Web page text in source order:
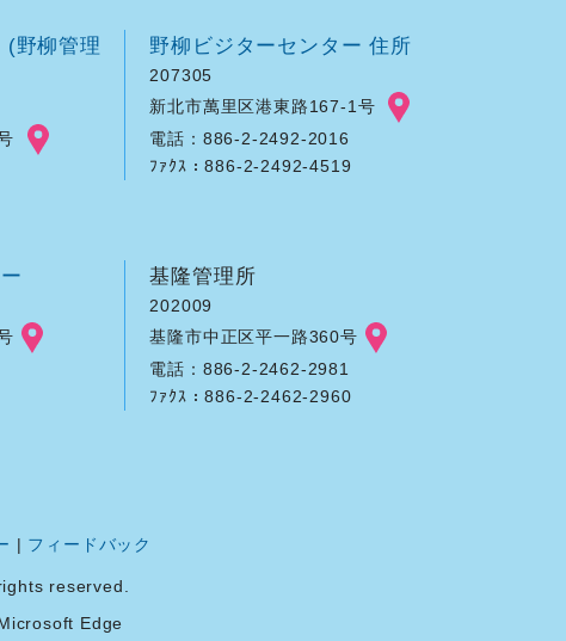
(野柳管理
野柳ビジターセンター 住所
207305
新北市萬里区港東路167-1号
電話：886-2-2492-2016
ﾌｧｸｽ：886-2-2492-4519
基隆管理所
202009
基隆市中正区平一路360号
電話：886-2-2462-2981
ﾌｧｸｽ：886-2-2462-2960
| フィードバック
reserved.
Edge